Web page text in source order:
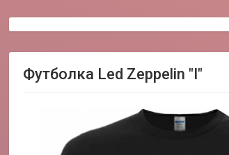
Футболка Led Zeppelin "I"